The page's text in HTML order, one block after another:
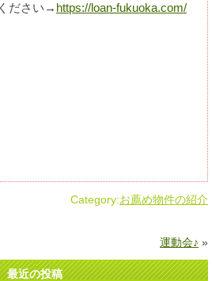
ださい→ https://loan-fukuoka.com/
Category:お薦め物件の紹介
運動会♪ »
最近の投稿